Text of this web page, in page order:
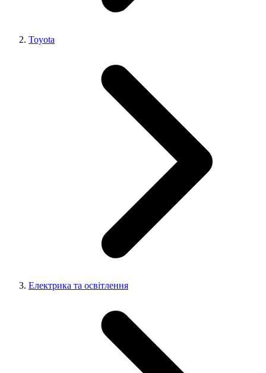
Toyota
Електрика та освітлення